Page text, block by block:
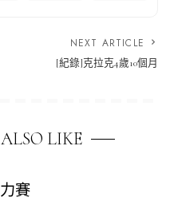
NEXT ARTICLE
[紀錄]克拉克4歲10個月
LIKE
賽